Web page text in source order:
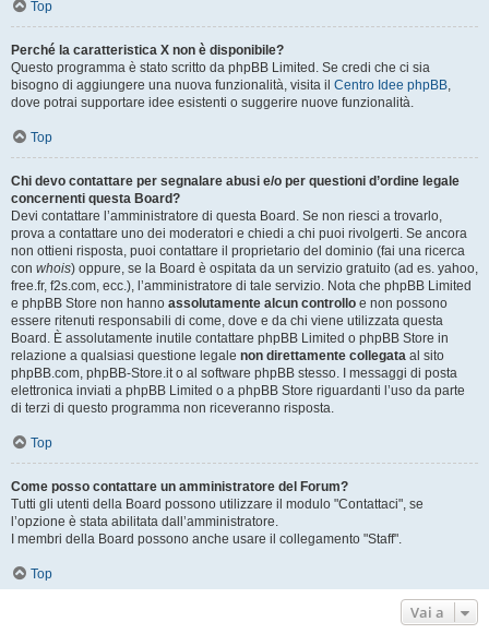
Top
Perché la caratteristica X non è disponibile?
Questo programma è stato scritto da phpBB Limited. Se credi che ci sia
bisogno di aggiungere una nuova funzionalità, visita il Centro Idee phpBB,
dove potrai supportare idee esistenti o suggerire nuove funzionalità.
Top
Chi devo contattare per segnalare abusi e/o per questioni d’ordine legale
concernenti questa Board?
Devi contattare l’amministratore di questa Board. Se non riesci a trovarlo,
prova a contattare uno dei moderatori e chiedi a chi puoi rivolgerti. Se ancora
non ottieni risposta, puoi contattare il proprietario del dominio (fai una ricerca
con whois) oppure, se la Board è ospitata da un servizio gratuito (ad es. yahoo,
free.fr, f2s.com, ecc.), l’amministratore di tale servizio. Nota che phpBB Limited
e phpBB Store non hanno assolutamente alcun controllo e non possono
essere ritenuti responsabili di come, dove e da chi viene utilizzata questa
Board. È assolutamente inutile contattare phpBB Limited o phpBB Store in
relazione a qualsiasi questione legale non direttamente collegata al sito
phpBB.com, phpBB-Store.it o al software phpBB stesso. I messaggi di posta
elettronica inviati a phpBB Limited o a phpBB Store riguardanti l’uso da parte
di terzi di questo programma non riceveranno risposta.
Top
Come posso contattare un amministratore del Forum?
Tutti gli utenti della Board possono utilizzare il modulo "Contattaci", se
l’opzione è stata abilitata dall’amministratore.
I membri della Board possono anche usare il collegamento "Staff".
Top
Vai a